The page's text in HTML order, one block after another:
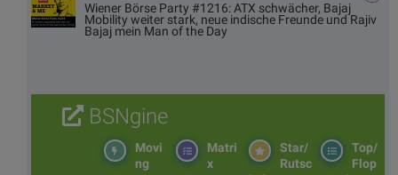
Wiener Börse Party #1216: ATX schwächer, Bajaj
Mobility weiter stark, neue indische Freunde und Rajiv
Bajaj mein Man of the Day
BSNgine
Top/
Flop
Star/
Rutsc
Matri
x
Movi
ng